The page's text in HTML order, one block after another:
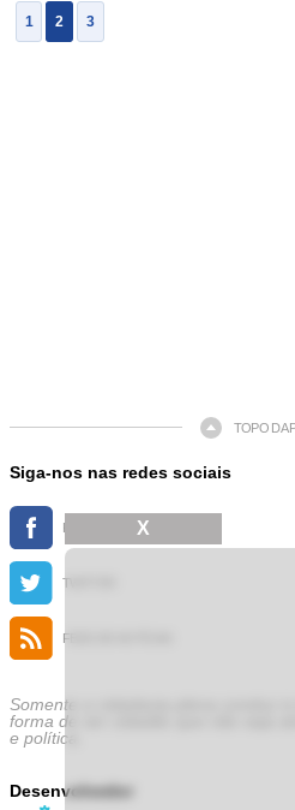
1 2 3
TOPO DA
Siga-nos nas redes sociais
FACEBOOK
TWITTER
FEED DE NOTÍCIAS
Somente a cidadania plena conduz
forma de ser cidadão que não seja
e política.
Desenvolvedor
X